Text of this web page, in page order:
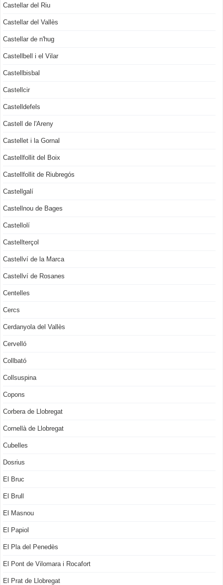
Castellar del Riu
Castellar del Vallès
Castellar de n'hug
Castellbell i el Vilar
Castellbisbal
Castellcir
Castelldefels
Castell de l'Areny
Castellet i la Gornal
Castellfollit del Boix
Castellfollit de Riubregós
Castellgalí
Castellnou de Bages
Castellolí
Castellterçol
Castellví de la Marca
Castellví de Rosanes
Centelles
Cercs
Cerdanyola del Vallès
Cervelló
Collbató
Collsuspina
Copons
Corbera de Llobregat
Cornellà de Llobregat
Cubelles
Dosrius
El Bruc
El Brull
El Masnou
El Papiol
El Pla del Penedès
El Pont de Vilomara i Rocafort
El Prat de Llobregat